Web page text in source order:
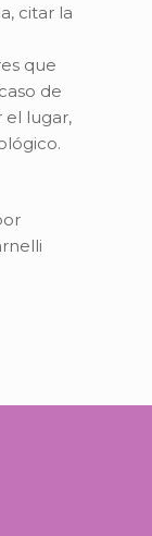
citar la
que
de
lugar,